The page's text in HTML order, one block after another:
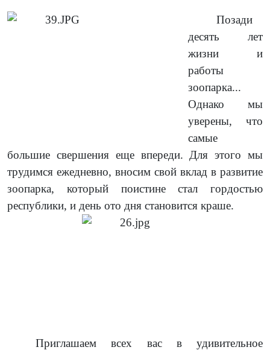
Позади
десять лет
жизни и
работы
зоопарка...
Однако мы
уверены, что
самые
большие свершения еще впереди. Для этого мы
трудимся ежедневно, вносим свой вклад в развитие
зоопарка, который поистине стал гордостью
республики, и день ото дня становится краше.
Приглашаем всех вас в удивительное